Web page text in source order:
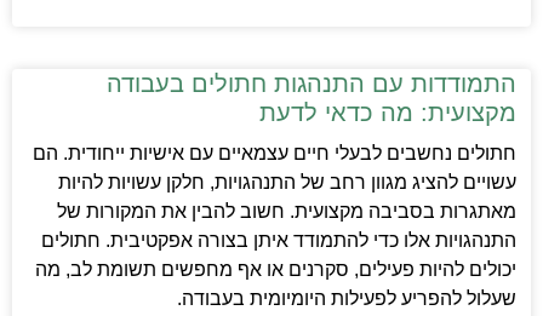
התמודדות עם התנהגות חתולים בעבודה
מקצועית: מה כדאי לדעת
חתולים נחשבים לבעלי חיים עצמאיים עם אישיות ייחודית. הם
עשויים להציג מגוון רחב של התנהגויות, חלקן עשויות להיות
מאתגרות בסביבה מקצועית. חשוב להבין את המקורות של
התנהגויות אלו כדי להתמודד איתן בצורה אפקטיבית. חתולים
יכולים להיות פעילים, סקרנים או אף מחפשים תשומת לב, מה
שעלול להפריע לפעילות היומיומית בעבודה.